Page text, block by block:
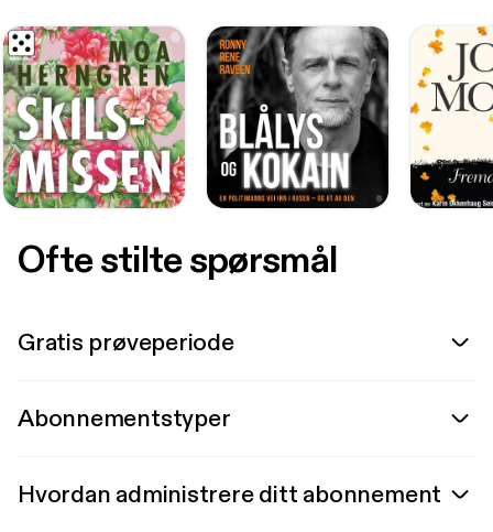
Ofte stilte spørsmål
Gratis prøveperiode
Abonnementstyper
Hvordan administrere ditt abonnement